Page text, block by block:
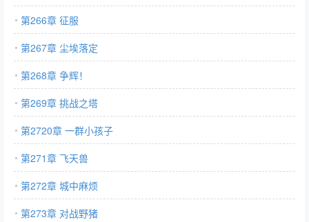
第266章 征服
第267章 尘埃落定
第268章 争辉！
第269章 挑战之塔
第2720章 一群小孩子
第271章 飞天兽
第272章 城中麻烦
第273章 对战野猪